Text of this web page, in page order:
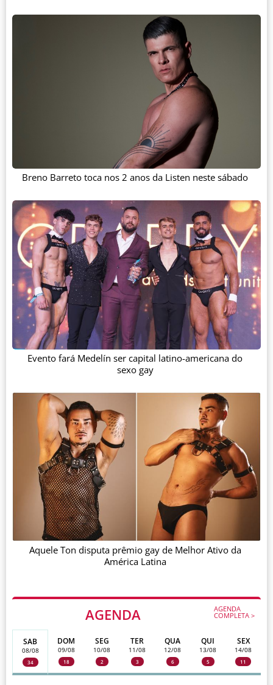
AGENDA AGENDA
COMPLETA >
SAB
08/08
34
DOM
09/08
18
SEG
10/08
2
TER
11/08
3
QUA
12/08
6
QUI
13/08
5
SEX
14/08
11
Breno Barreto toca nos 2 anos da Listen neste sábado
Evento fará Medelín ser capital latino-americana do
sexo gay
Aquele Ton disputa prêmio gay de Melhor Ativo da
América Latina